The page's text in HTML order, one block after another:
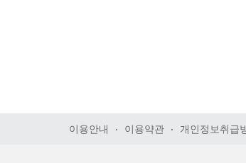
이용안내 · 이용약관 · 개인정보취급